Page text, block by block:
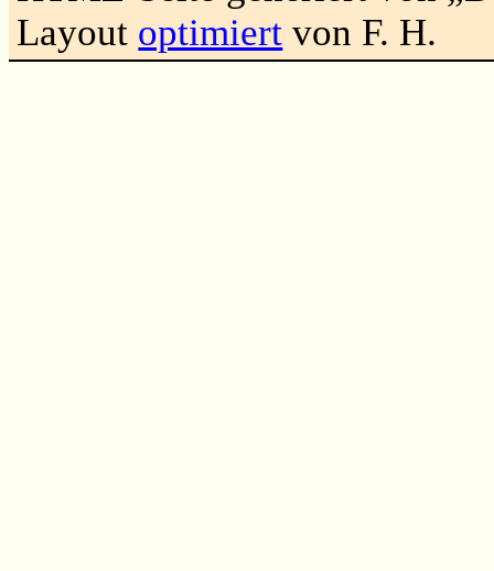
Layout optimiert von F. H.